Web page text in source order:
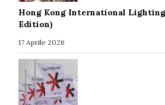
Hong Kong International
Edition)
17 Aprile 2026